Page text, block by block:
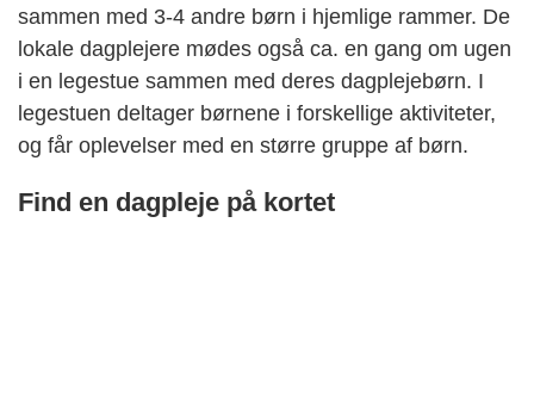
sammen med 3-4 andre børn i hjemlige rammer. De
lokale dagplejere mødes også ca. en gang om ugen
i en legestue sammen med deres dagplejebørn. I
legestuen deltager børnene i forskellige aktiviteter,
og får oplevelser med en større gruppe af børn.
Find en dagpleje på kortet